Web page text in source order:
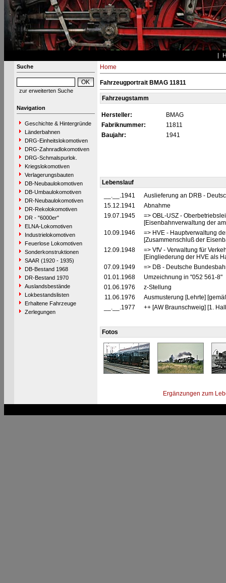
Suche
zur erweiterten Suche
Navigation
Geschichte & Hintergründe
Länderbahnen
DRG-Einheitslokomotiven
DRG-Zahnradlokomotiven
DRG-Schmalspurlok.
Kriegslokomotiven
Verlagerungsbauten
DB-Neubaulokomotiven
DB-Umbaulokomotiven
DR-Neubaulokomotiven
DR-Rekolokomotiven
DR - "6000er"
ELNA-Lokomotiven
Industrielokomotiven
Feuerlose Lokomotiven
Sonderkonstruktionen
SAAR (1920 - 1935)
DB-Bestand 1968
DR-Bestand 1970
Auslandsbestände
Lokbestandslisten
Erhaltene Fahrzeuge
Zerlegungen
Home
Fahrzeugportrait BMAG 11811
Fahrzeugstamm
Hersteller:
BMAG
Fabriknummer:
11811
Baujahr:
1941
Lebenslauf
__.__.1941
Auslieferung an DRB -
15.12.1941
Abnahme
19.07.1945
=> OBL-USZ -
[Eisenbahnverwaltung der
10.09.1946
=> HVE - Hauptverwaltung
[Zusammenschluß der
12.09.1948
=> VfV - Verwaltung für
[Eingliederung der HVE als
07.09.1949
=> DB - Deutsche
01.01.1968
Umzeichnung in "052 561-8"
01.06.1976
z-Stellung
11.06.1976
Ausmusterung [Lehrte]
__.__.1977
++ [AW Braunschweig] [1.
Fotos
Ergänzungen zum